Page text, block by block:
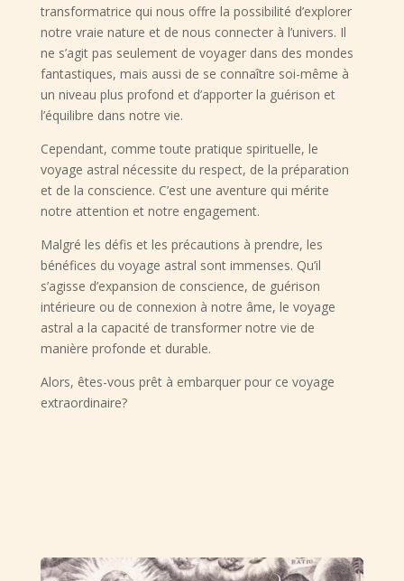
transformatrice qui nous offre la possibilité d’explorer
notre vraie nature et de nous connecter à l’univers. Il
ne s’agit pas seulement de voyager dans des mondes
fantastiques, mais aussi de se connaître soi-même à
un niveau plus profond et d’apporter la guérison et
l’équilibre dans notre vie.
Cependant, comme toute pratique spirituelle, le
voyage astral nécessite du respect, de la préparation
et de la conscience. C’est une aventure qui mérite
notre attention et notre engagement.
Malgré les défis et les précautions à prendre, les
bénéfices du voyage astral sont immenses. Qu’il
s’agisse d’expansion de conscience, de guérison
intérieure ou de connexion à notre âme, le voyage
astral a la capacité de transformer notre vie de
manière profonde et durable.
Alors, êtes-vous prêt à embarquer pour ce voyage
extraordinaire?